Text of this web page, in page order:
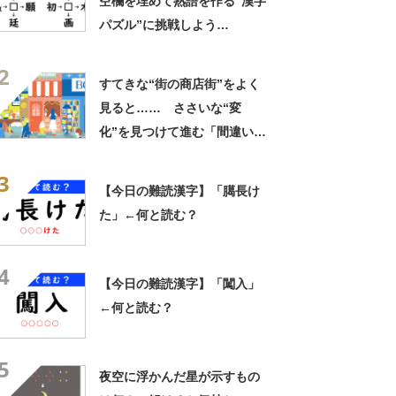
パズル”に挑戦しよう
すてきな“街の商店街”をよく
見ると…… ささいな“変
化”を見つけて進む「間違い探
【今日の難読漢字】「臈長け
た」←何と読む？
【今日の難読漢字】「闖入」
←何と読む？
夜空に浮かんだ星が示すもの